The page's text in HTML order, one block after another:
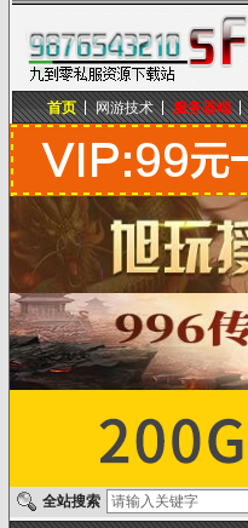
九到零私服资源下载站
首页 网游技术 服务器端
全站搜索